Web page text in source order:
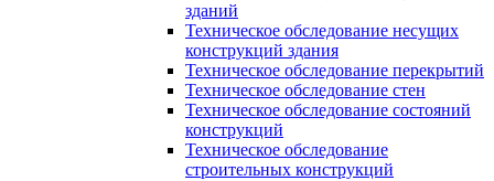
зданий
Техническое обследование несущих
конструкций здания
Техническое обследование перекрытий
Техническое обследование стен
Техническое обследование состояний
конструкций
Техническое обследование
строительных конструкций